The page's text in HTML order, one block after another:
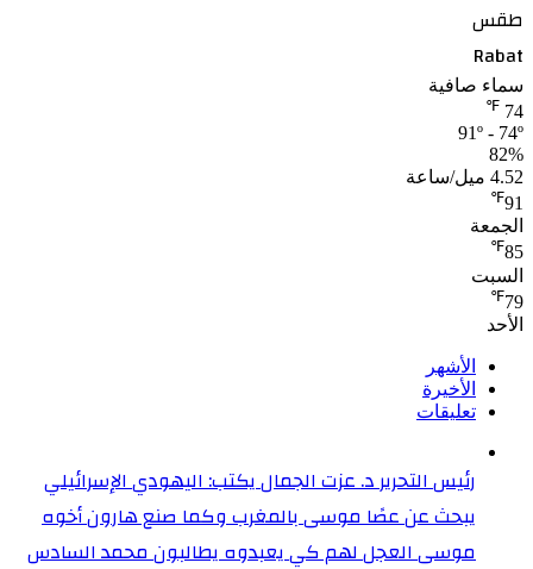
طقس
Rabat
سماء صافية
74
℉
91º - 74º
82%
4.52 ميل/ساعة
91
℉
الجمعة
85
℉
السبت
79
℉
الأحد
الأشهر
الأخيرة
تعليقات
رئيس التحرير د. عزت الجمال يكتب: اليهودي الإسرائيلي
يبحث عن عصًا موسى بالمغرب وكما صنع هارون أخوه
موسى العجل لهم كي يعبدوه يطالبون محمد السادس